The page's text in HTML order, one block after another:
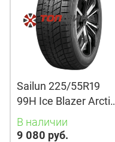
Sailun 225/55R19
99H Ice Blazer Arctic
Evo TL
В наличии
9 080 руб.